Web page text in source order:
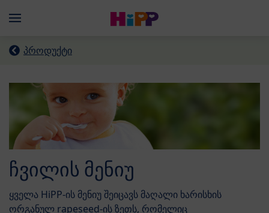
Menü
პროდუქტი
ჩვილის მენიუ
ყველა HiPP-ის მენიუ შეიცავს მაღალი ხარისხის
ორგანულ rapeseed-ის ზეთს, რომელიც